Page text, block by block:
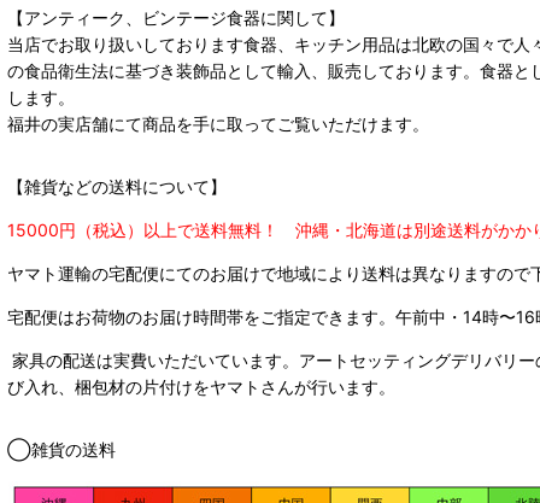
【アンティーク、ビンテージ食器に関して】
当店でお取り扱いしております食器、キッチン用品は北欧の国々で
の食品衛生法に基づき装飾品として輸入、販売しております。食器
します。
福井の実店舗にて商品を手に取ってご覧いただけます。
【雑貨などの送料について】
15000円（税込）以上で送料無料！ 沖縄・北海道は別途送料がかか
ヤマト運輸の宅配便にてのお届けで地域により送料は異なりますので
宅配便はお荷物のお届け時間帯をご指定できます。 午前中・14時〜
家具の配送は実費いただいています。アートセッティングデリバリ
び入れ、梱包材の片付けをヤマトさんが行います。
◯雑貨の送料